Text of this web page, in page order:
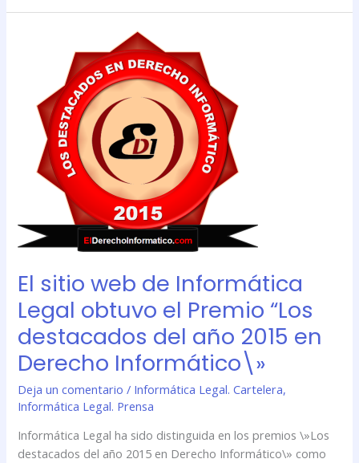
El sitio web de Informática
Legal obtuvo el Premio “Los
destacados del año 2015 en
Derecho Informático\»
Deja un comentario / Informática Legal. Cartelera,
Informática Legal. Prensa
Informática Legal ha sido distinguida en los premios \»Los
destacados del año 2015 en Derecho Informático\» como
Informática
Legal
obtuvo
Premio
destacados
del
2015
Derecho
Informático\»